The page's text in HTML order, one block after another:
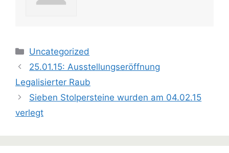
Kategorien
Uncategorized
25.01.15: Ausstellungseröffnung
Legalisierter Raub
Sieben Stolpersteine wurden am 04.02.15
verlegt